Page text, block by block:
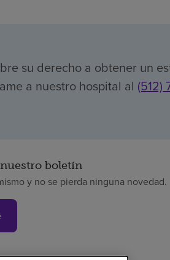
su derecho a obtener un
a nuestro hospital al (512)
boletín
y no se pierda ninguna novedad.